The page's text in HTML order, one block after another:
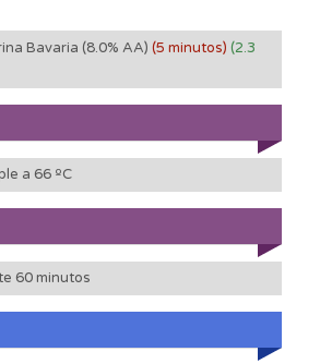
Bavaria (8.0% AA) (5 minutos) (2.3
a 66 ºC
60 minutos